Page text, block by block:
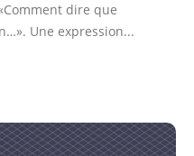
dire que
Une expression...